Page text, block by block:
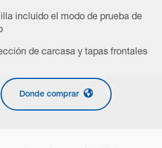
incluido el modo de prueba de
de carcasa y tapas frontales
Donde comprar